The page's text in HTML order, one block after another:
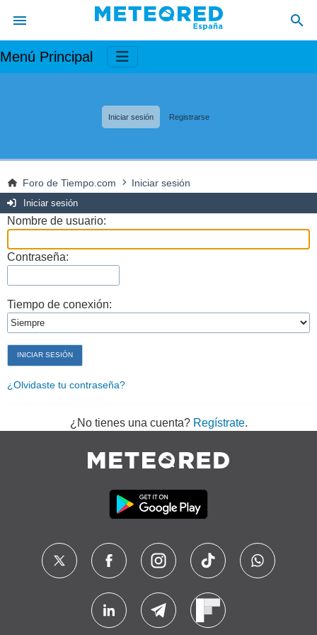
Menú Principal
Iniciar sesión Registrarse
Foro de Tiempo.com Iniciar sesión
Iniciar sesión
Nombre de usuario:
Contraseña:
Tiempo de conexión:
¿Olvidaste tu contraseña?
¿No tienes una cuenta? Regístrate.